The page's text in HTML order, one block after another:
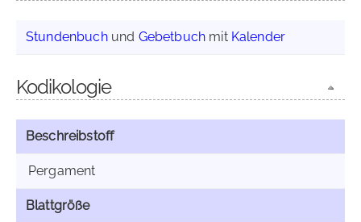
Stundenbuchund Gebetbuch mit Kalender
Kodikologie
Beschreibstoff
Pergament
Blattgröße